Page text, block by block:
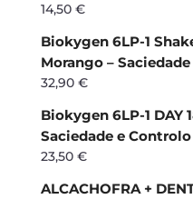
14,50 €
Biokygen 6LP-1
Morango –
32,90 €
Biokygen 6LP-1 DAY
Saciedade e
23,50 €
ALCACHOFRA +